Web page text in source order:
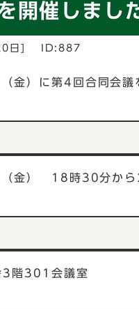
開催しまし
日 ID:887
金）に第4回合同会議
金） 18時30分か
3階301会議室